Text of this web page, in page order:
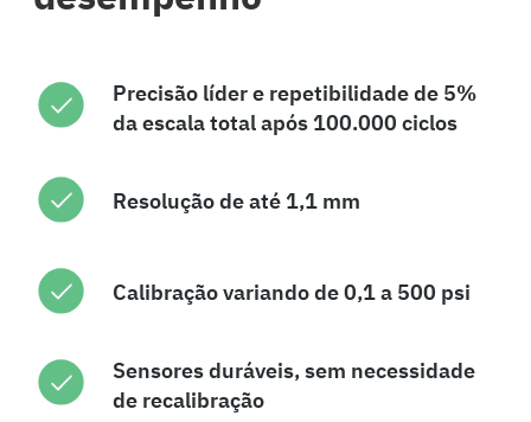
Precisão líder e repetibilidade de 5%
da escala total após 100.000 ciclos
Resolução de até 1,1 mm
Calibração variando de 0,1 a 500 psi
Sensores duráveis, sem necessidade
de recalibração